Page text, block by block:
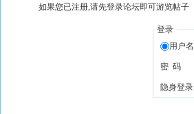
如果您已注册,请先登录论坛即可游览帖子
登录
用户名
密 码
隐身登录